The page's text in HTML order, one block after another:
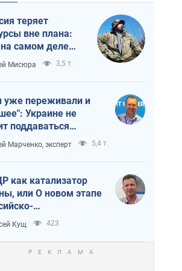
теряет
вне плана:
на самом деле
темп войны
Мисюра 3,5 т.
переживали и
Украине не
поддаваться
из-за
террора
Марченко, эксперт 5,4 т.
как катализатор
или О новом этапе
союза
Кущ 423